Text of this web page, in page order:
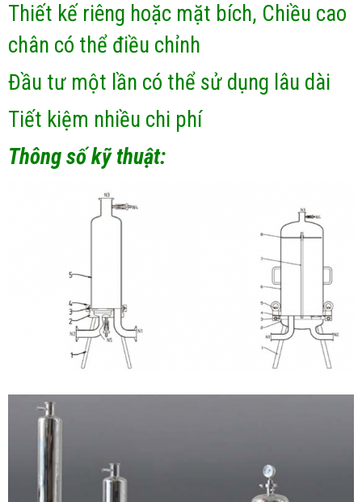
Thiết kế riêng hoặc mặt bích, Chiều cao
chân có thể điều chỉnh
Đầu tư một lần có thể sử dụng lâu dài
Tiết kiệm nhiều chi phí
Thông số kỹ thuật: